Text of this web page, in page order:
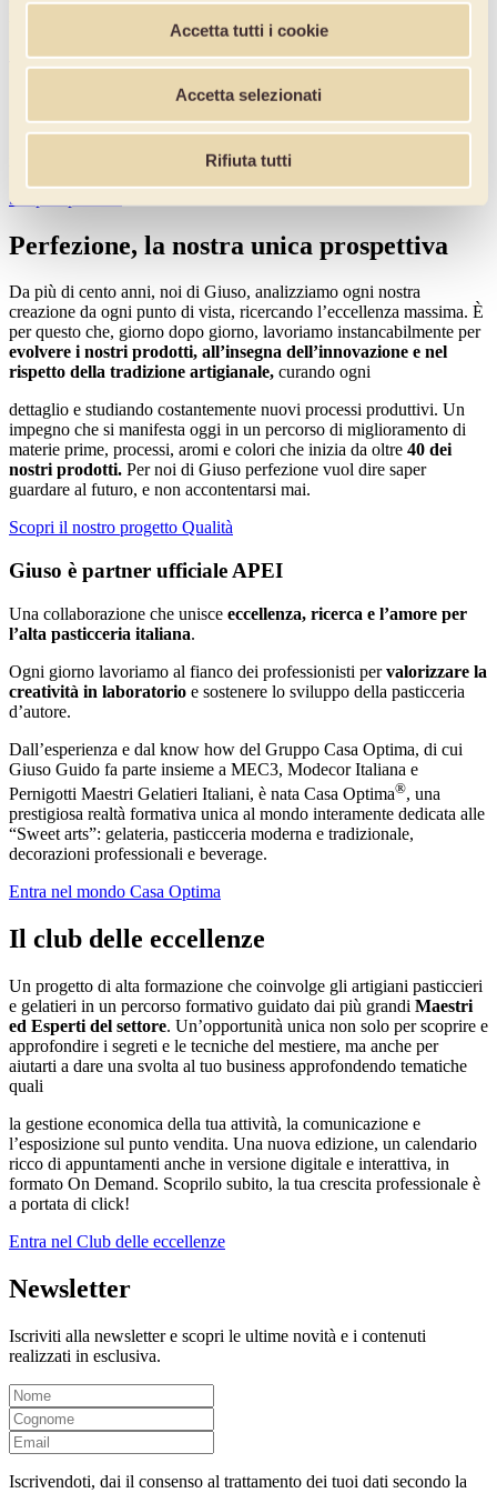
Accetta tutti i cookie
Accetta selezionati
Rifiuta tutti
Scopri i prodotti
Scopri i nostri prodotti per realizzare gelati d’eccellenza e lasciati
ispirare da sapori unici e autentici.
Scopri i prodotti
Perfezione, la nostra unica prospettiva
Da più di cento anni, noi di Giuso, analizziamo ogni nostra
creazione da ogni punto di vista, ricercando l’eccellenza massima. È
per questo che, giorno dopo giorno, lavoriamo instancabilmente per
evolvere i nostri prodotti, all’insegna dell’innovazione e nel
rispetto della tradizione artigianale, curando ogni
dettaglio e studiando costantemente nuovi processi produttivi. Un
impegno che si manifesta oggi in un percorso di miglioramento di
materie prime, processi, aromi e colori che inizia da oltre 40 dei
nostri prodotti. Per noi di Giuso perfezione vuol dire saper
guardare al futuro, e non accontentarsi mai.
Scopri il nostro progetto Qualità
Giuso è partner ufficiale APEI
Una collaborazione che unisce eccellenza, ricerca e l’amore per
l’alta pasticceria italiana.
Ogni giorno lavoriamo al fianco dei professionisti pervalorizzare la
creatività in laboratorio e sostenere lo sviluppo della pasticceria
d’autore.
Dall’esperienza e dal know how del Gruppo Casa Optima, di cui
Giuso Guido fa parte insieme a MEC3, Modecor Italiana e
Pernigotti Maestri Gelatieri Italiani, è nata Casa Optima®, una
prestigiosa realtà formativa unica al mondo interamente dedicata alle
“Sweet arts”: gelateria, pasticceria moderna e tradizionale,
decorazioni professionali e beverage.
Entra nel mondo Casa Optima
Il club delle eccellenze
Un progetto di alta formazione che coinvolge gli artigiani pasticcieri
e gelatieri in un percorso formativo guidato dai più grandi Maestri
ed Esperti del settore. Un’opportunità unica non solo per scoprire e
approfondire i segreti e le tecniche del mestiere, ma anche per
aiutarti a dare una svolta al tuo business approfondendo tematiche
quali
la gestione economica della tua attività, la comunicazione e
l’esposizione sul punto vendita. Una nuova edizione, un calendario
ricco di appuntamenti anche in versione digitale e interattiva, in
formato On Demand. Scoprilo subito, la tua crescita professionale è
a portata di click!
Entra nel Club delle eccellenze
Newsletter
Iscriviti alla newsletter e scopri le ultime novità e i contenuti
realizzati in esclusiva.
Iscrivendoti, dai il consenso al trattamento dei tuoi dati secondo la